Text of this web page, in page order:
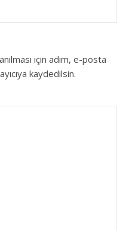
için adım, e-posta
kaydedilsin.